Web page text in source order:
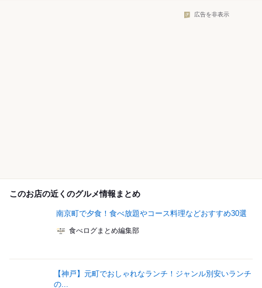
広告を非表示
このお店の近くのグルメ情報まとめ
南京町で夕食！食べ放題やコース料理などおすすめ30選
食べログまとめ編集部
【神戸】元町でおしゃれなランチ！ジャンル別安いランチ
の...